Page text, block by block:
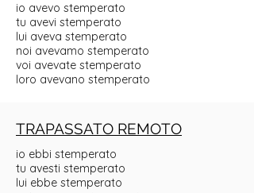
io avevo stemperato
tu avevi stemperato
lui aveva stemperato
noi avevamo stemperato
voi avevate stemperato
loro avevano stemperato
TRAPASSATO REMOTO
io ebbi stemperato
tu avesti stemperato
lui ebbe stemperato